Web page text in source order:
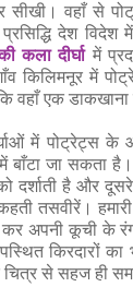
वहाँ से
देश
कला दीर्घामें
किलिमनूर में
वहाँ एक डाकखाना
में पोट्रेट्स के
बाँटा जा सकता
है और दूसरे
तसवीरें।
कर अपनी कूची के
किरदारों
चित्र से सहज ही